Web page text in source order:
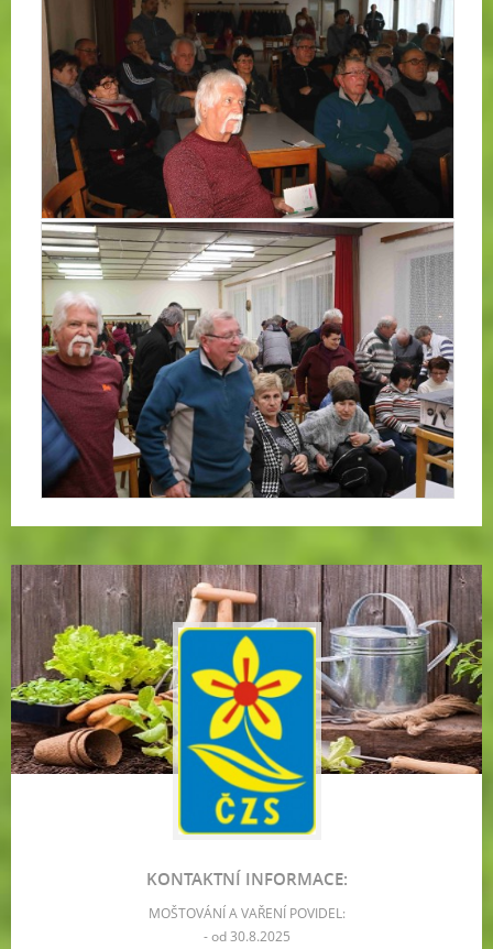
KONTAKTNÍ INFORMACE:
MOŠTOVÁNÍ A VAŘENÍ POVIDEL:
- od 30.8.2025